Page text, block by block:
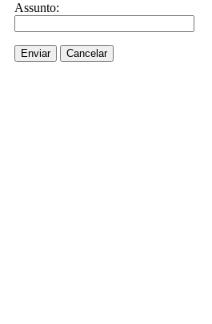
Assunto:
Enviar Cancelar